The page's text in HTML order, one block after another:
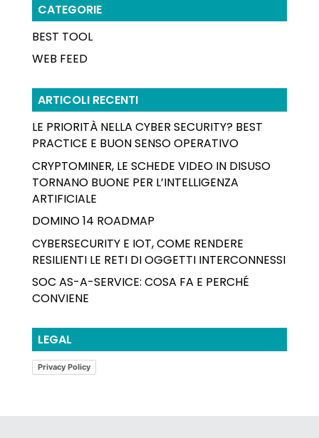
CATEGORIE
BEST TOOL
WEB FEED
ARTICOLI RECENTI
LE PRIORITÀ NELLA CYBER SECURITY? BEST
PRACTICE E BUON SENSO OPERATIVO
CRYPTOMINER, LE SCHEDE VIDEO IN DISUSO
TORNANO BUONE PER L’INTELLIGENZA
ARTIFICIALE
DOMINO 14 ROADMAP
CYBERSECURITY E IOT, COME RENDERE
RESILIENTI LE RETI DI OGGETTI INTERCONNESSI
SOC AS-A-SERVICE: COSA FA E PERCHÉ
CONVIENE
LEGAL
Privacy Policy